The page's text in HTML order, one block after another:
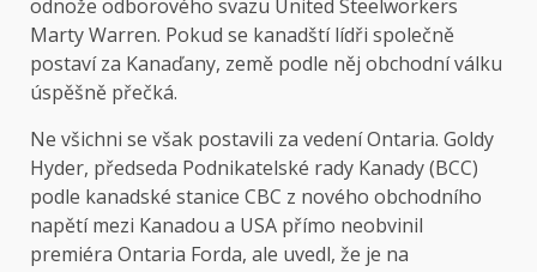
odnože odborového svazu United Steelworkers
Marty Warren. Pokud se kanadští lídři společně
postaví za Kanaďany, země podle něj obchodní válku
úspěšně přečká.
Ne všichni se však postavili za vedení Ontaria. Goldy
Hyder, předseda Podnikatelské rady Kanady (BCC)
podle kanadské stanice CBC z nového obchodního
napětí mezi Kanadou a USA přímo neobvinil
premiéra Ontaria Forda, ale uvedl, že je na